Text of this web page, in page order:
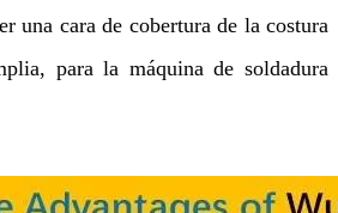
una cara de cobertura de la costura
para la máquina de soldadura